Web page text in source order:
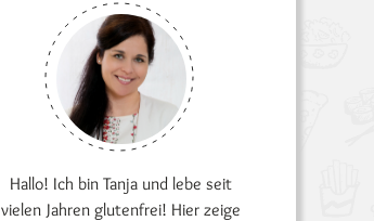
Hallo! Ich bin Tanja und lebe seit
vielen Jahren glutenfrei! Hier zeige